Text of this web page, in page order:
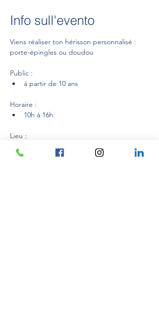
Info sull'evento
Viens réaliser ton hérisson personnalisé :
porte-épingles ou doudou
Public :
à partir de 10 ans
Horaire :
10h à 16h
Lieu :